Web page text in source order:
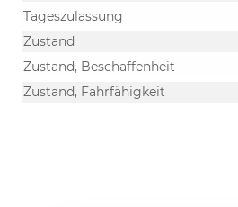
Tageszulassung
Zustand
Zustand, Beschaffenheit
Zustand, Fahrfähigkeit